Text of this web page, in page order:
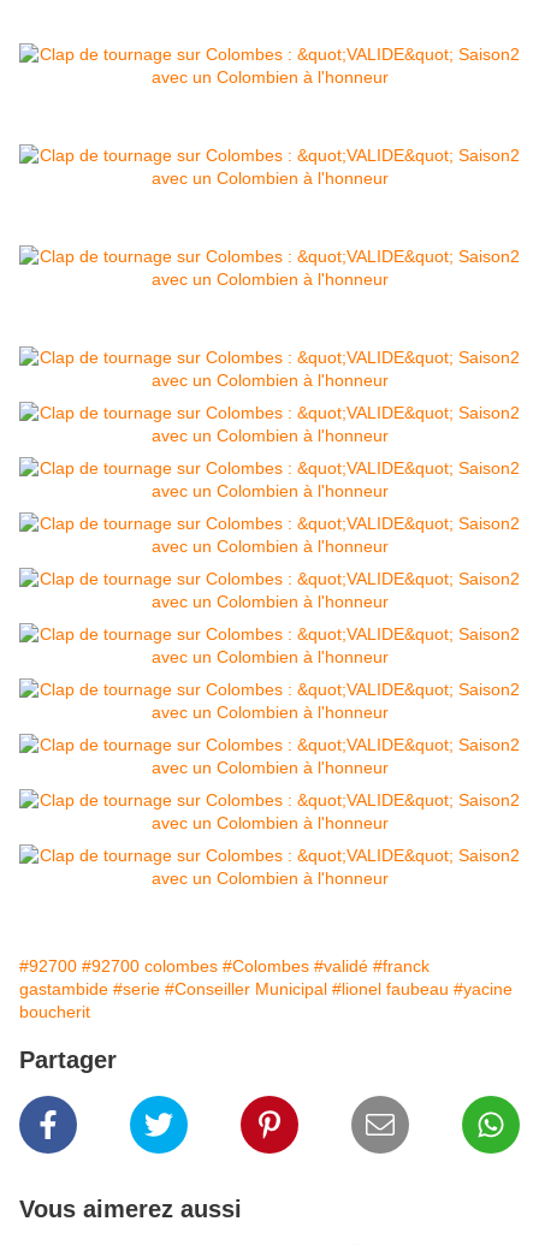
#92700 #92700 colombes #Colombes #validé #franck
gastambide #serie #Conseiller Municipal #lionel faubeau #yacine
boucherit
Partager
Vous aimerez aussi